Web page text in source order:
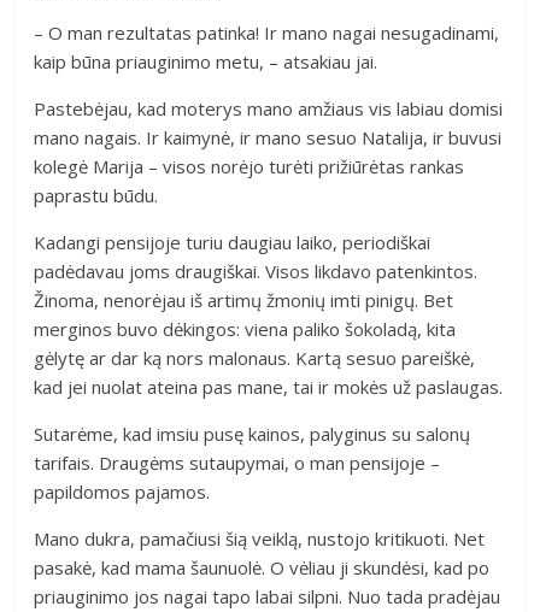
– O man rezultatas patinka! Ir mano nagai nesugadinami,
kaip būna priauginimo metu, – atsakiau jai.
Pastebėjau, kad moterys mano amžiaus vis labiau domisi
mano nagais. Ir kaimynė, ir mano sesuo Natalija, ir buvusi
kolegė Marija – visos norėjo turėti prižiūrėtas rankas
paprastu būdu.
Kadangi pensijoje turiu daugiau laiko, periodiškai
padėdavau joms draugiškai. Visos likdavo patenkintos.
Žinoma, nenorėjau iš artimų žmonių imti pinigų. Bet
merginos buvo dėkingos: viena paliko šokoladą, kita
gėlytę ar dar ką nors malonaus. Kartą sesuo pareiškė,
kad jei nuolat ateina pas mane, tai ir mokės už paslaugas.
Sutarėme, kad imsiu pusę kainos, palyginus su salonų
tarifais. Draugėms sutaupymai, o man pensijoje –
papildomos pajamos.
Mano dukra, pamačiusi šią veiklą, nustojo kritikuoti. Net
pasakė, kad mama šaunuolė. O vėliau ji skundėsi, kad po
priauginimo jos nagai tapo labai silpni. Nuo tada pradėjau